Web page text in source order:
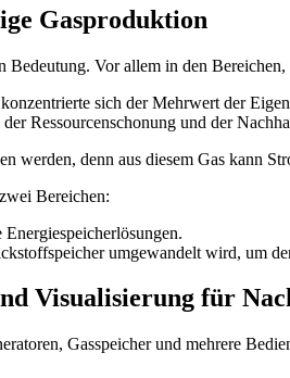
Gasproduktion
Vor allem in den
sich der Mehrwert der
Ressourcenschonung und der
werden, denn aus diesem Gas kann
Bereichen:
umgewandelt wird, um
Visualisierung für
Gasspeicher und mehrere